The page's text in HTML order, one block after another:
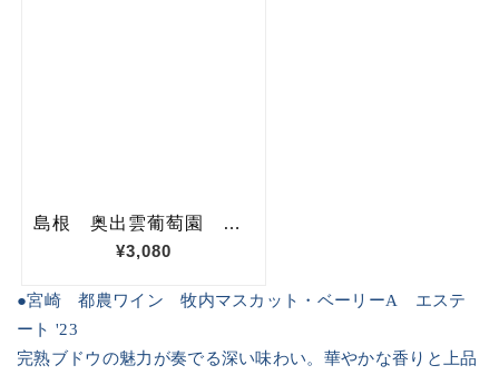
●宮崎 都農ワイン 牧内マスカット・ベーリーA エステ
ート '23
完熟ブドウの魅力が奏でる深い味わい。華やかな香りと上品